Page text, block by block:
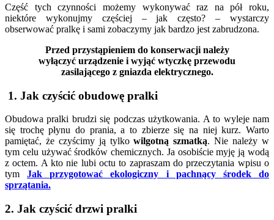
Część tych czynności możemy wykonywać raz na pół roku,
niektóre wykonujmy częściej – jak często? – wystarczy
obserwować pralkę i sami zobaczymy jak bardzo jest zabrudzona.
Przed przystąpieniem do konserwacji należy
wyłączyć urządzenie i wyjąć wtyczkę przewodu
zasilającego z gniazda elektrycznego.
1. Jak czyścić obudowę pralki
Obudowa pralki brudzi się podczas użytkowania. A to wyleje nam
się trochę płynu do prania, a to zbierze się na niej kurz. Warto
pamiętać, że czyścimy ją tylkowilgotną szmatką. Nie należy w
tym celu używać środków chemicznych. Ja osobiście myję ją wodą
z octem. A kto nie lubi octu to zapraszam do przeczytania wpisu o
tymJak przygotować ekologiczny i pachnący środek do
sprzątania.
2. Jak czyścić drzwi pralki